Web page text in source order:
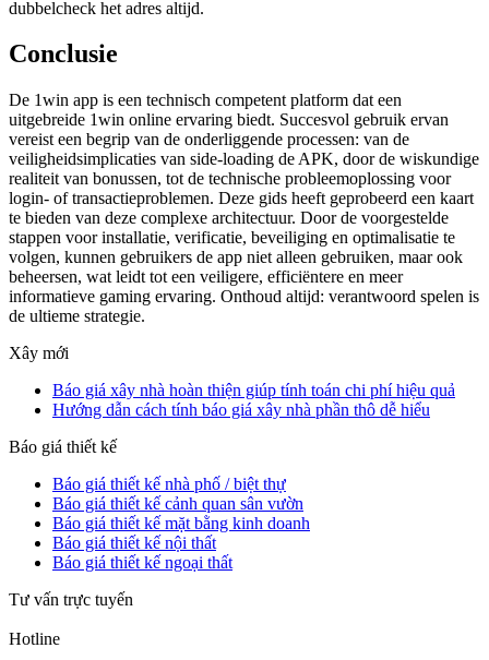
dubbelcheck het adres altijd.
Conclusie
De 1win app is een technisch competent platform dat een
uitgebreide 1win online ervaring biedt. Succesvol gebruik ervan
vereist een begrip van de onderliggende processen: van de
veiligheidsimplicaties van side-loading de APK, door de wiskundige
realiteit van bonussen, tot de technische probleemoplossing voor
login- of transactieproblemen. Deze gids heeft geprobeerd een kaart
te bieden van deze complexe architectuur. Door de voorgestelde
stappen voor installatie, verificatie, beveiliging en optimalisatie te
volgen, kunnen gebruikers de app niet alleen gebruiken, maar ook
beheersen, wat leidt tot een veiligere, efficiëntere en meer
informatieve gaming ervaring. Onthoud altijd: verantwoord spelen is
de ultieme strategie.
Xây mới
Báo giá xây nhà hoàn thiện giúp tính toán chi phí hiệu quả
Hướng dẫn cách tính báo giá xây nhà phần thô dễ hiểu
Báo giá thiết kế
Báo giá thiết kế nhà phố / biệt thự
Báo giá thiết kế cảnh quan sân vườn
Báo giá thiết kế mặt bằng kinh doanh
Báo giá thiết kế nội thất
Báo giá thiết kế ngoại thất
Tư vấn trực tuyến
Hotline